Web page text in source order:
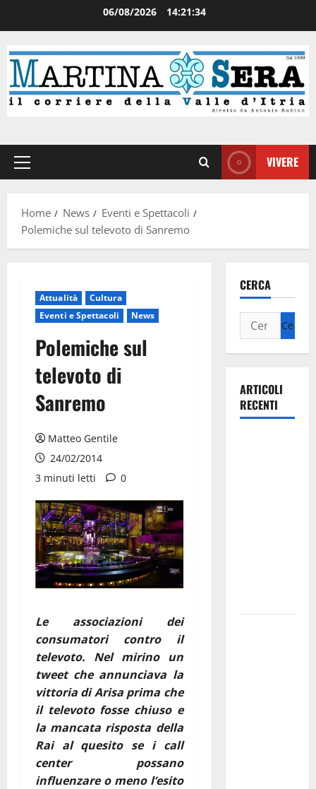
06/08/2026 14:21:35
VIVERE
Home News
Eventi e Spettacoli
Polemiche sul televoto di Sanremo
Attualità
Cultura
Eventi e Spettacoli
News
Polemiche sul
televoto di
Sanremo
Matteo Gentile
24/02/2014
3 minuti letti
0
Le associazioni dei
consumatori contro il
televoto. Nel mirino un
tweet che annunciava la
vittoria di Arisa prima che
il televoto fosse chiuso e
la mancata risposta della
Rai al quesito se i call
center possano
influenzare o meno l’esito
CERCA
ARTICOLI
RECENTI